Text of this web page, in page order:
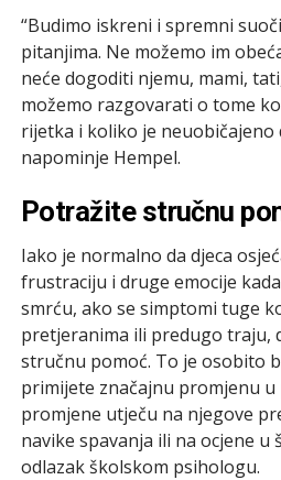
“Budimo iskreni i spremni
pitanjima. Ne možemo im
neće dogoditi njemu, mami,
možemo razgovarati o tome
rijetka i koliko je neuobičajeno
napominje Hempel.
Potražite stručnu
Iako je normalno da djeca
frustraciju i druge emocije
smrću, ako se simptomi tuge
pretjeranima ili predugo traju,
stručnu pomoć. To je osobito
primijete značajnu promjenu
promjene utječu na njegove
navike spavanja ili na ocjene u
odlazak školskom psihologu.